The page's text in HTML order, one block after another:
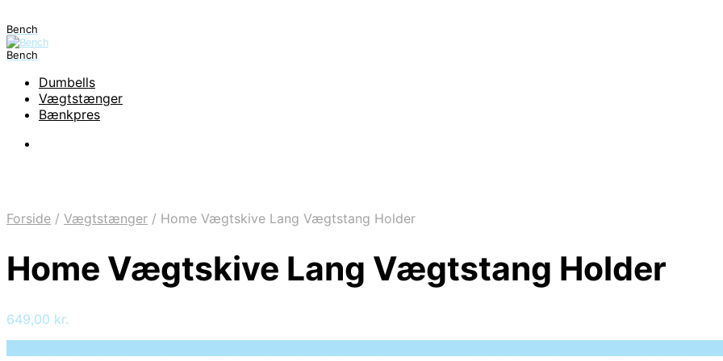
Bench
Bench
Dumbells
Vægtstænger
Bænkpres
Forside / Vægtstænger / Home Vægtskive Lang Vægtstang Holder
Home Vægtskive Lang Vægtstang Holder
649,00 kr.